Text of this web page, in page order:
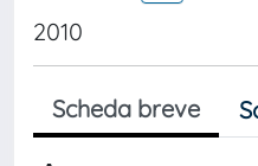
2010
Scheda breve